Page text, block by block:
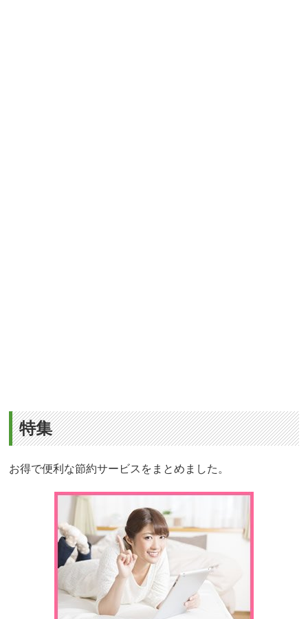
特集
お得で便利な節約サービスをまとめました。